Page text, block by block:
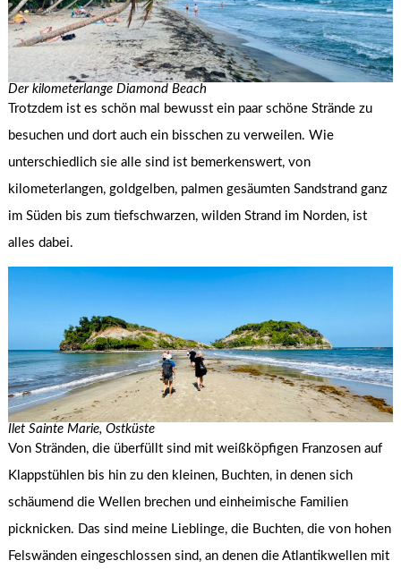
Der kilometerlange Diamond Beach
Trotzdem ist es schön mal bewusst ein paar schöne Strände zu
besuchen und dort auch ein bisschen zu verweilen. Wie
unterschiedlich sie alle sind ist bemerkenswert, von
kilometerlangen, goldgelben, palmen gesäumten Sandstrand ganz
im Süden bis zum tiefschwarzen, wilden Strand im Norden, ist
alles dabei.
Ilet Sainte Marie, Ostküste
Von Stränden, die überfüllt sind mit weißköpfigen Franzosen auf
Klappstühlen bis hin zu den kleinen, Buchten, in denen sich
schäumend die Wellen brechen und einheimische Familien
picknicken. Das sind meine Lieblinge, die Buchten, die von hohen
Felswänden eingeschlossen sind, an denen die Atlantikwellen mit